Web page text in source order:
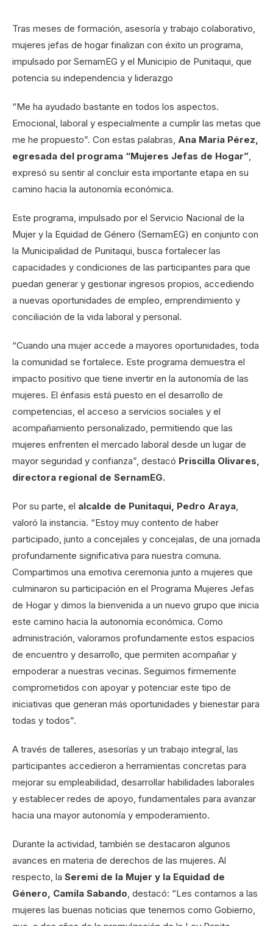
Tras meses de formación, asesoría y trabajo colaborativo,
mujeres jefas de hogar finalizan con éxito un programa,
impulsado por SernamEG y el Municipio de Punitaqui, que
potencia su independencia y liderazgo
“Me ha ayudado bastante en todos los aspectos.
Emocional, laboral y especialmente a cumplir las metas que
me he propuesto”. Con estas palabras, Ana María Pérez,
egresada del programa “Mujeres Jefas de Hogar”
expresó su sentir al concluir esta importante etapa en su
camino hacia la autonomía económica.
Este programa, impulsado por el Servicio Nacional de la
Mujer y la Equidad de Género (SernamEG) en conjunto con
la Municipalidad de Punitaqui, busca fortalecer las
capacidades y condiciones de las participantes para que
puedan generar y gestionar ingresos propios, accediendo
a nuevas oportunidades de empleo, emprendimiento y
conciliación de la vida laboral y personal.
“Cuando una mujer accede a mayores oportunidades, toda
la comunidad se fortalece. Este programa demuestra el
impacto positivo que tiene invertir en la autonomía de las
mujeres. El énfasis está puesto en el desarrollo de
competencias, el acceso a servicios sociales y el
acompañamiento personalizado, permitiendo que las
mujeres enfrenten el mercado laboral desde un lugar de
mayor seguridad y confianza”, destacó Priscilla Olivares,
directora regional de SernamEG.
Por su parte, el alcalde de Punitaqui, Pedro Araya
valoró la instancia. “Estoy muy contento de haber
participado, junto a concejales y concejalas, de una jornada
profundamente significativa para nuestra comuna.
Compartimos una emotiva ceremonia junto a mujeres que
culminaron su participación en el Programa Mujeres Jefas
de Hogar y dimos la bienvenida a un nuevo grupo que inicia
este camino hacia la autonomía económica. Como
administración, valoramos profundamente estos espacios
de encuentro y desarrollo, que permiten acompañar y
empoderar a nuestras vecinas. Seguimos firmemente
comprometidos con apoyar y potenciar este tipo de
iniciativas que generan más oportunidades y bienestar para
todas y todos”.
A través de talleres, asesorías y un trabajo integral, las
participantes accedieron a herramientas concretas para
mejorar su empleabilidad, desarrollar habilidades laborales
y establecer redes de apoyo, fundamentales para avanzar
hacia una mayor autonomía y empoderamiento.
Durante la actividad, también se destacaron algunos
avances en materia de derechos de las mujeres. Al
respecto, la Seremi de la Mujer y la Equidad de
Género, Camila Sabando , destacó: “Les contamos a las
mujeres las buenas noticias que tenemos como Gobierno,